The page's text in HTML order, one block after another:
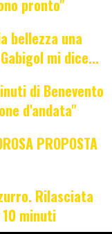
pronto"
bellezza una
mi dice...
di Benevento
d'andata"
PROPOSTA
Rilasciata
minuti